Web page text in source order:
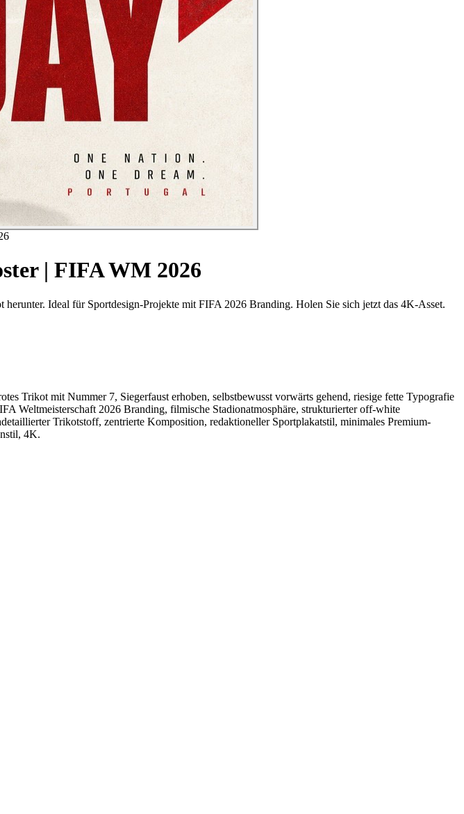
| FIFA WM 2026
Ideal für Sportdesign-Projekte mit FIFA 2026 Branding. Holen Sie sich jetzt das 4K-Asset.
Trikot mit Nummer 7, Siegerfaust erhoben, selbstbewusst vorwärts gehend, riesige fette Typografie
Weltmeisterschaft 2026 Branding, filmische Stadionatmosphäre, strukturierter off-white
Trikotstoff, zentrierte Komposition, redaktioneller Sportplakatstil, minimales Premium-
4K.